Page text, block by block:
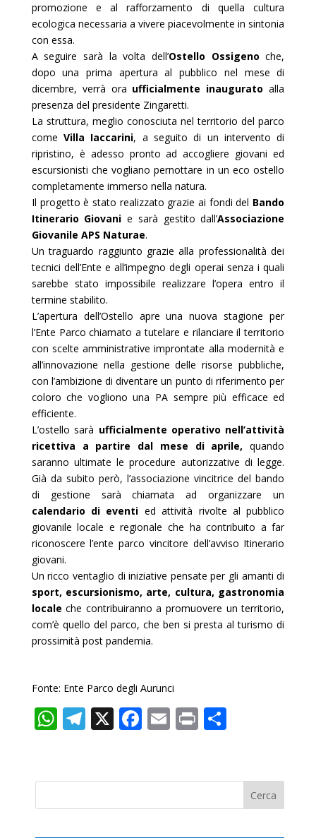
promozione e al rafforzamento di quella cultura
ecologica necessaria a vivere piacevolmente in sintonia
con essa.
A seguire sarà la volta dell’Ostello Ossigeno che,
dopo una prima apertura al pubblico nel mese di
dicembre, verrà ora ufficialmente inaugurato alla
presenza del presidente Zingaretti.
La struttura, meglio conosciuta nel territorio del parco
comeVilla Iaccarini, a seguito di un intervento di
ripristino, è adesso pronto ad accogliere giovani ed
escursionisti che vogliano pernottare in un eco ostello
completamente immerso nella natura.
Il progetto è stato realizzato grazie ai fondi del Bando
Itinerario Giovani e sarà gestito dall’Associazione
Giovanile APS Naturae.
Un traguardo raggiunto grazie alla professionalità dei
tecnici dell’Ente e all’impegno degli operai senza i quali
sarebbe stato impossibile realizzare l’opera entro il
termine stabilito.
L’apertura dell’Ostello apre una nuova stagione per
l’Ente Parco chiamato a tutelare e rilanciare il territorio
con scelte amministrative improntate alla modernità e
all’innovazione nella gestione delle risorse pubbliche,
con l’ambizione di diventare un punto di riferimento per
coloro che vogliono una PA sempre più efficace ed
efficiente.
L’ostello sarà ufficialmente operativo nell’attività
ricettiva a partire dal mese di aprile, quando
saranno ultimate le procedure autorizzative di legge.
Già da subito però, l’associazione vincitrice del bando
di gestione sarà chiamata ad organizzare un
calendario di eventi ed attività rivolte al pubblico
giovanile locale e regionale che ha contribuito a far
riconoscere l’ente parco vincitore dell’avviso Itinerario
giovani.
Un ricco ventaglio di iniziative pensate per gli amanti di
sport, escursionismo, arte, cultura, gastronomia
locale che contribuiranno a promuovere un territorio,
com’è quello del parco, che ben si presta al turismo di
prossimità post pandemia.
Fonte: Ente Parco degli Aurunci
W
s
A
p
T
gr
a
m
X F
b
o
o
E
l
PrC
di
vi
di